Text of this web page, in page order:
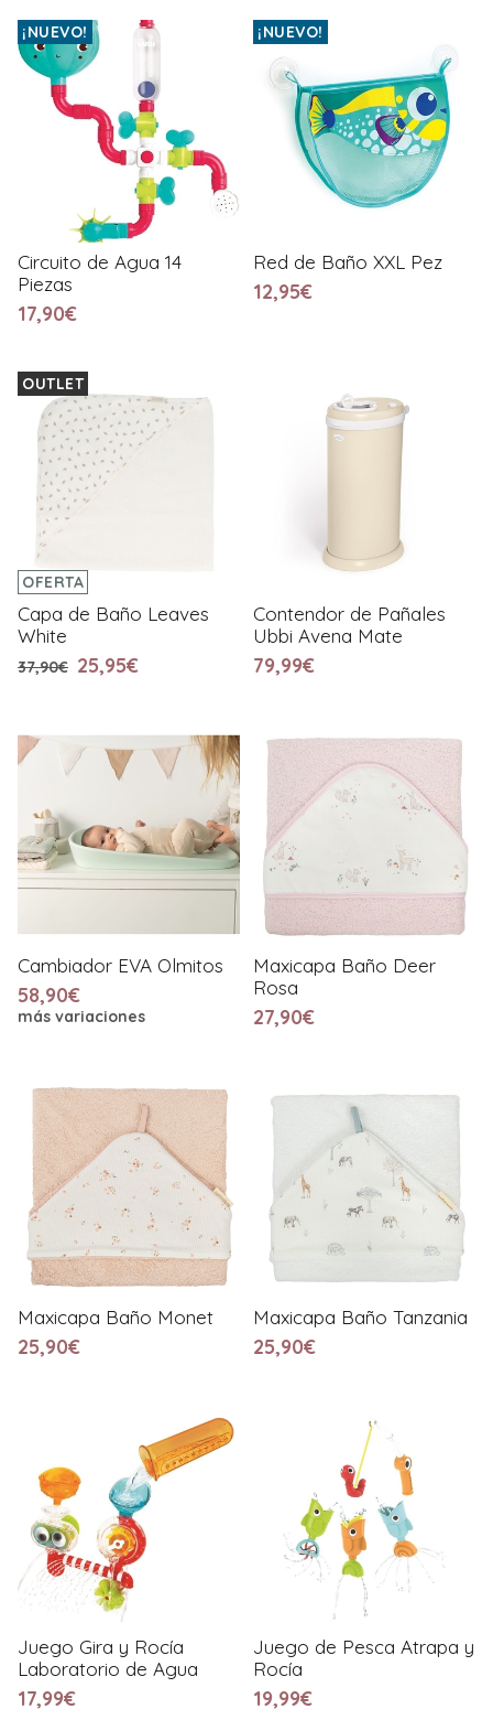
¡NUEVO!
Circuito de Agua 14
Piezas
17,90€
¡NUEVO!
Red de Baño XXL Pez
12,95€
OFERTA
OUTLET
Capa de Baño Leaves
White
37,90€ 25,95€
Contendor de Pañales
Ubbi Avena Mate
79,99€
Cambiador EVA Olmitos
58,90€
más variaciones
Maxicapa Baño Deer
Rosa
27,90€
Maxicapa Baño Monet
25,90€
Maxicapa Baño Tanzania
25,90€
Juego Gira y Rocía
Laboratorio de Agua
17,99€
Juego de Pesca Atrapa y
Rocía
19,99€